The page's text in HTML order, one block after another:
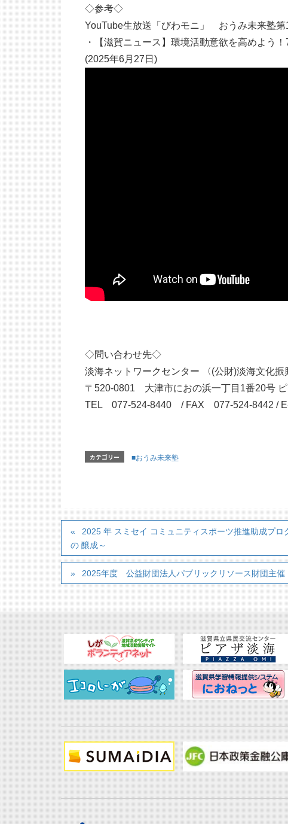
◇参考◇
YouTube生放送「びわモニ」 おうみ未来塾第
・【滋賀ニュース】環境活動意欲を高めよう
(2025年6月27日)
◇問い合わせ先◇
淡海ネットワークセンター 〈(公財)淡海文化振
〒520-0801 大津市におの浜一丁目1番20号
TEL 077-524-8440 / FAX 077-524-8442 /
カテゴリー ■おうみ未来塾
2025 年 スミセイ コミュニティスポーツ推進助成プ
の 醸成～
2025年度 公益財団法人パブリックリソース財団主